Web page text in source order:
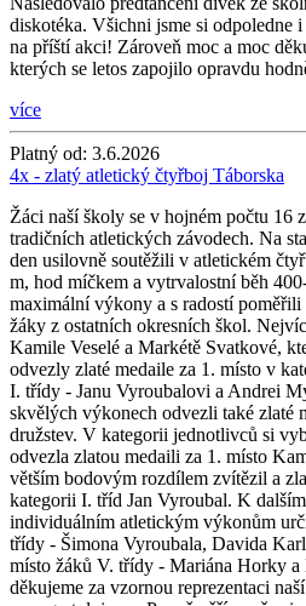
diskotéka. Všichni jsme si odpoledne
na příští akci! Zároveň moc a moc
kterých se letos zapojilo opravdu
více
Platný od: 3.6.2026
4x - zlatý atletický čtyřboj Táborska
Žáci naší školy se v hojném počtu 16
tradičních atletických závodech. Na
den usilovně soutěžili v atletickém
m, hod míčkem a vytrvalostní běh
maximální výkony a s radostí
žáky z ostatních okresních škol.
Kamile Veselé a Markétě Svatkové,
odvezly zlaté medaile za 1. místo v
I. třídy - Janu Vyroubalovi a Andrei
skvělých výkonech odvezli také zlaté
družstev. V kategorii jednotlivců si
odvezla zlatou medaili za 1. místo
větším bodovým rozdílem zvítězil a
kategorii I. tříd Jan Vyroubal. K
individuálním atletickým výkonům
třídy - Šimona Vyroubala, Davida
místo žáků V. třídy - Mariána Horky
děkujeme za vzornou reprezentaci